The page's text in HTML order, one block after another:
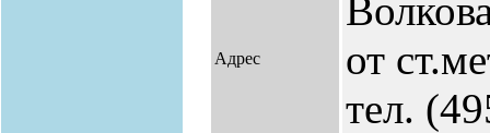
Адрес
от
тел.